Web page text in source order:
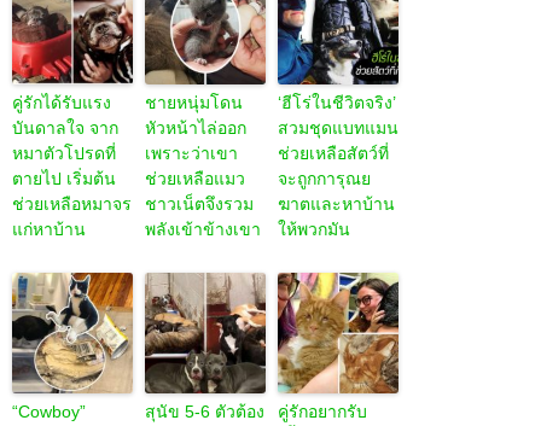
คู่รักได้รับแรง
บันดาลใจ จาก
หมาตัวโปรดที่
ตายไป เริ่มต้น
ช่วยเหลือหมาจร
แก่หาบ้าน
ชายหนุ่มโดน
หัวหน้าไล่ออก
เพราะว่าเขา
ช่วยเหลือแมว
ชาวเน็ตจึงรวม
พลังเข้าข้างเขา
‘ฮีโร่ในชีวิตจริง’
สวมชุดแบทแมน
ช่วยเหลือสัตว์ที่
จะถูกการุณย
ฆาตและหาบ้าน
ให้พวกมัน
“Cowboy”
สุนัข 5-6 ตัวต้อง
คู่รักอยากรับ